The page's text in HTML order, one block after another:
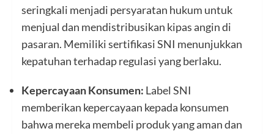
seringkali menjadi persyaratan hukum untuk
menjual dan mendistribusikan kipas angin di
pasaran. Memiliki sertifikasi SNI menunjukkan
kepatuhan terhadap regulasi yang berlaku.
Kepercayaan Konsumen: Label SNI
memberikan kepercayaan kepada konsumen
bahwa mereka membeli produk yang aman dan